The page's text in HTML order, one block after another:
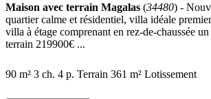
Maison avec terrain Magalas (34480) -
quartier calme et résidentiel, villa idéale
villa à étage comprenant en rez-de-chaussée
terrain 219900€ ...
90 m² 3 ch. 4 p. Terrain 361 m² Lotissement